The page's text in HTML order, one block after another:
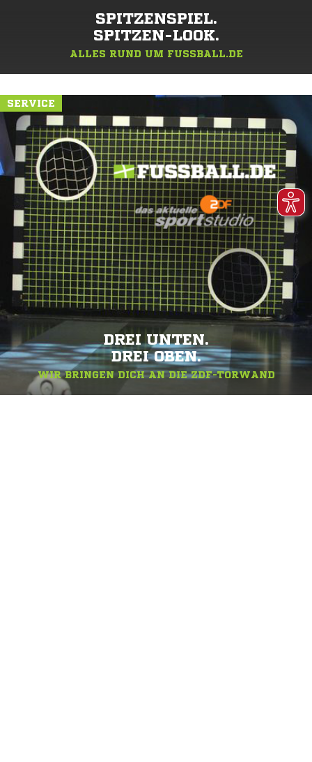
SPITZENSPIEL.
SPITZEN-LOOK.
ALLES RUND UM FUSSBALL.DE
SERVICE
DREI UNTEN.
DREI OBEN.
WIR BRINGEN DICH AN DIE ZDF-TORWAND